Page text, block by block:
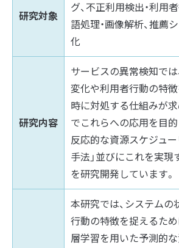
研究対象
グ、不正利用検出・利用
語処理・画像解析、推薦
化
研究内容
サービスの異常検知で
変化や利用者行動の特徴
時に対処する仕組みが
でこれらへの応用を目的
反応的な資源スケジュ
手法」並びにこれを実
を研究開発しています。
本研究では、システムの
行動の特徴を捉えるた
層学習を用いた予測的